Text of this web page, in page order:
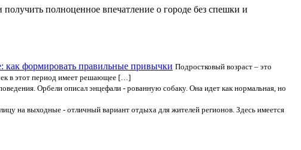
полноценное впечатление о городе без спешки и
как формировать правильные привычки Подростковый возраст – это
в этот период имеет решающее […]
Орбели описал энцефали - рованную собаку. Она идет как нормальная, но
на выходные - отличный вариант отдыха для жителей регионов. Здесь имеется